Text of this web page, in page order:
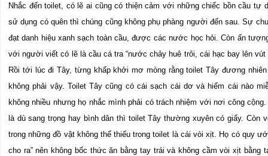
Nhắc đến toilet, có lẽ ai cũng có thiện cảm với những chiếc bồn cầu tự
sử dụng có quên thì chúng cũng không phụ phàng người đến sau. Sự
đạt danh hiệu xanh sạch toàn cầu, được các nước học hỏi. Còn ấn
với người viết có lẽ là cầu cá tra “nước chảy huê trôi, cái hạc bay lên
Rồi tới lúc đi Tây, từng khấp khởi mơ mòng rằng toilet Tây đương
không phải vậy. Toilet Tây cũng có cái sạch cái dơ và hiếm cái nào
không nhiều nhưng họ nhắc mình phải có trách nhiệm với nơi công
là dù sang trọng hay bình dân thì toilet Tây thường xuyên có giấy. Còn
trong những đồ vật không thể thiếu trong toilet là cái vòi xịt. Họ có quy
cho ra” nên không bốc thức ăn bằng tay trái và không cầm vòi xịt bằng